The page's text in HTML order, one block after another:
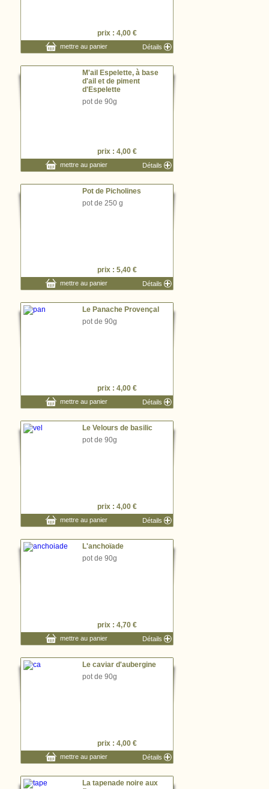
prix : 4,00 €
mettre au panier Détails
M'ail Espelette, à base
d'ail et de piment
d'Espelette
pot de 90g
prix : 4,00 €
mettre au panier Détails
Pot de Picholines
pot de 250 g
prix : 5,40 €
mettre au panier Détails
Le Panache Provençal
pot de 90g
prix : 4,00 €
mettre au panier Détails
Le Velours de basilic
pot de 90g
prix : 4,00 €
mettre au panier Détails
L'anchoïade
pot de 90g
prix : 4,70 €
mettre au panier Détails
Le caviar d'aubergine
pot de 90g
prix : 4,00 €
mettre au panier Détails
La tapenade noire aux